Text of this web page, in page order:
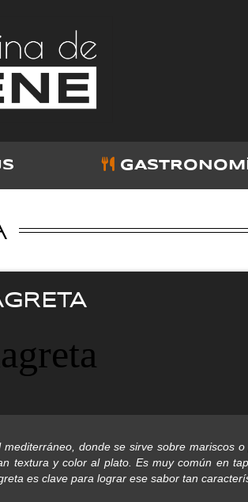
donde se sirve sobre mariscos
textura y color al plato. Es muy común en
es clave para lograr ese sabor tan